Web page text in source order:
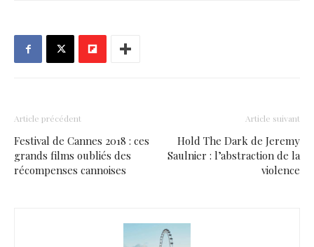
Article précédent
Festival de Cannes 2018 : ces
grands films oubliés des
récompenses cannoises
Article suivant
Hold The Dark de Jeremy
Saulnier : l’abstraction de la
violence